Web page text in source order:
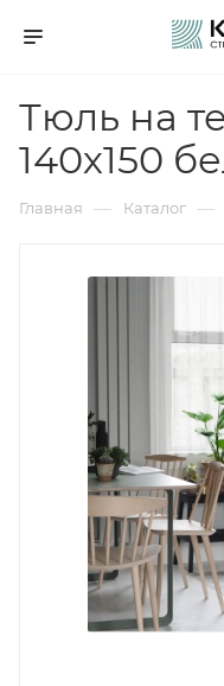
Тюль на
140х150
Главная — Каталог —